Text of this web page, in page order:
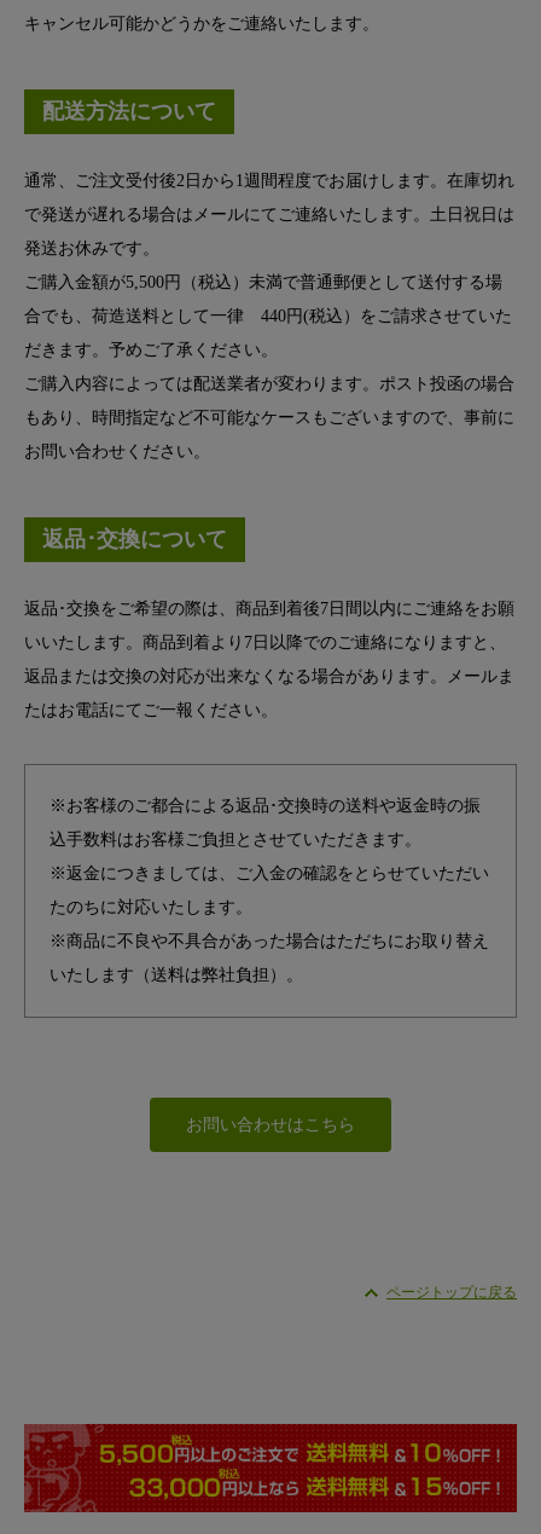
キャンセル可能かどうかをご連絡いたします。
配送方法について
通常、ご注文受付後2日から1週間程度でお届けします。在庫切れ
で発送が遅れる場合はメールにてご連絡いたします。土日祝日は
発送お休みです。
ご購入金額が5,500円（税込）未満で普通郵便として送付する場
合でも、荷造送料として一律 440円(税込）をご請求させていた
だきます。予めご了承ください。
ご購入内容によっては配送業者が変わります。ポスト投函の場合
もあり、時間指定など不可能なケースもございますので、事前に
お問い合わせください。
返品･交換について
返品･交換をご希望の際は、商品到着後7日間以内にご連絡をお願
いいたします。商品到着より7日以降でのご連絡になりますと、
返品または交換の対応が出来なくなる場合があります。メールま
たはお電話にてご一報ください。
※お客様のご都合による返品･交換時の送料や返金時の振
込手数料はお客様ご負担とさせていただきます。
※返金につきましては、ご入金の確認をとらせていただい
たのちに対応いたします。
※商品に不良や不具合があった場合はただちにお取り替え
いたします（送料は弊社負担）。
お問い合わせはこちら
ページトップに戻る